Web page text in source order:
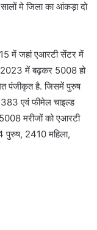
मे जिला का आंकड़ा दो
में जहां एआरटी सेंटर में
2023 में बढ़कर 5008 हो
पंजीकृत है. जिसमें पुरुष
एवं फीमेल चाइल्ड
मरीजों को एआरटी
पुरुष, 2410 महिला,